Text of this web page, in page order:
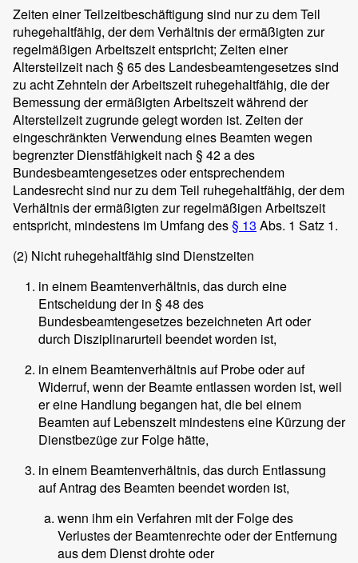
Zeiten einer Teilzeitbeschäftigung sind nur zu dem Teil
ruhegehaltfähig, der dem Verhältnis der ermäßigten zur
regelmäßigen Arbeitszeit entspricht; Zeiten einer
Altersteilzeit nach § 65 des Landesbeamtengesetzes sind
zu acht Zehnteln der Arbeitszeit ruhegehaltfähig, die der
Bemessung der ermäßigten Arbeitszeit während der
Altersteilzeit zugrunde gelegt worden ist. Zeiten der
eingeschränkten Verwendung eines Beamten wegen
begrenzter Dienstfähigkeit nach § 42 a des
Bundesbeamtengesetzes oder entsprechendem
Landesrecht sind nur zu dem Teil ruhegehaltfähig, der dem
Verhältnis der ermäßigten zur regelmäßigen Arbeitszeit
entspricht, mindestens im Umfang des§ 13 Abs. 1 Satz 1.
(2) Nicht ruhegehaltfähig sind Dienstzeiten
in einem Beamtenverhältnis, das durch eine
Entscheidung der in § 48 des
Bundesbeamtengesetzes bezeichneten Art oder
durch Disziplinarurteil beendet worden ist,
in einem Beamtenverhältnis auf Probe oder auf
Widerruf, wenn der Beamte entlassen worden ist, weil
er eine Handlung begangen hat, die bei einem
Beamten auf Lebenszeit mindestens eine Kürzung der
Dienstbezüge zur Folge hätte,
in einem Beamtenverhältnis, das durch Entlassung
auf Antrag des Beamten beendet worden ist,
wenn ihm ein Verfahren mit der Folge des
Verlustes der Beamtenrechte oder der Entfernung
aus dem Dienst drohte oder